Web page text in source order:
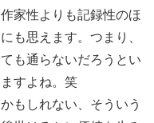
家性よりも記録性のほ
も思えます。つまり、
も通らないだろうとい
すよね。笑
もしれない、そういう